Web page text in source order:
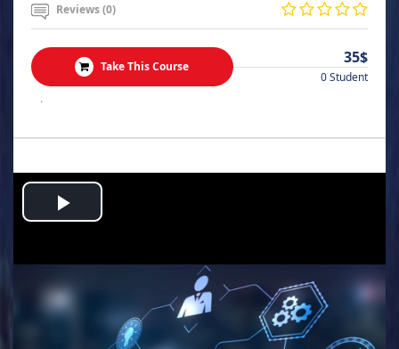
Reviews (0)
Take This Course 35$
0 Student
.
Play
Video